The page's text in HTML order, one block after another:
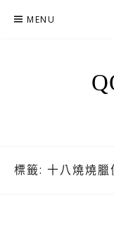
MENU
標籤: 十八燒燒臘